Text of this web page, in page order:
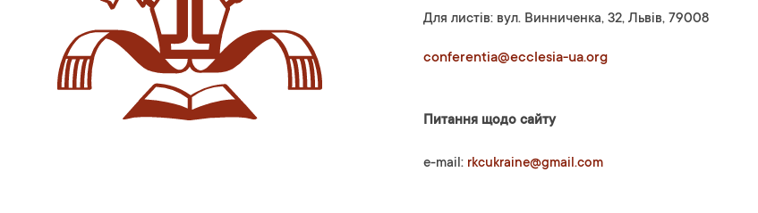
Для листів: вул. Винниченка, 32, Львів, 79008
conferentia@ecclesia-ua.org
Питання щодо сайту
e-mail: rkcukraine@gmail.com